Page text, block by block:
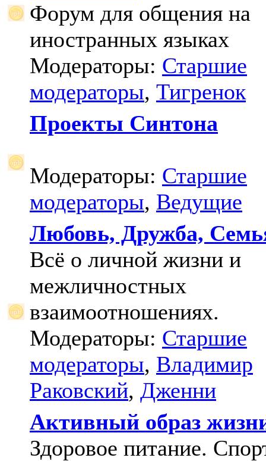
Форум для общения на
иностранных языках
Модераторы: Старшие
модераторы, Тигренок
Проекты Синтона
Модераторы: Старшие
модераторы, Ведущие
Любовь, Дружба,
Всё о личной жизни и
межличностных
взаимоотношениях.
Модераторы: Старшие
модераторы, Владимир
Раковский, Дженни
Активный образ
Здоровое питание.